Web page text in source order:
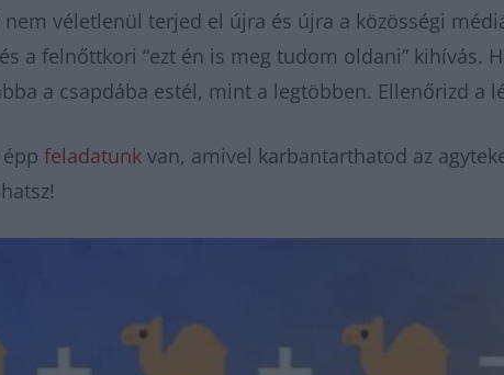
véletlenül terjed el újra és újra a közösségi
a felnőttkori “ezt én is meg tudom oldani” kihívás.
a csapdába estél, mint a legtöbben. Ellenőrizd a
feladatunk van, amivel karbantarthatod az